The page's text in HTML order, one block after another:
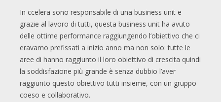
In ccelera sono responsabile di una business unit e
grazie al lavoro di tutti, questa business unit ha avuto
delle ottime performance raggiungendo l’obiettivo che ci
eravamo prefissati a inizio anno ma non solo: tutte le
aree di hanno raggiunto il loro obiettivo di crescita quindi
la soddisfazione più grande è senza dubbio l’aver
raggiunto questo obiettivo tutti insieme, con un gruppo
coeso e collaborativo.